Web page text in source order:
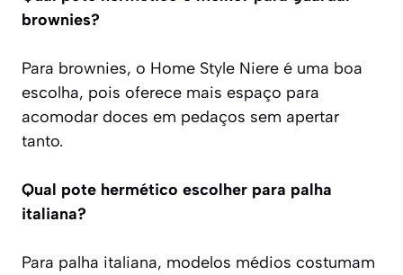
brownies?
Para brownies, o Home Style Niere é uma boa
escolha, pois oferece mais espaço para
acomodar doces em pedaços sem apertar
tanto.
Qual pote hermético escolher para palha
italiana?
Para palha italiana, modelos médios costumam